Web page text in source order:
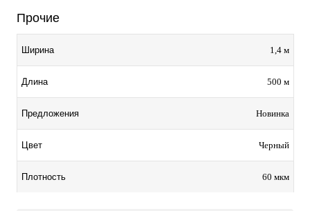
Прочие
Ширина 1,4 м
Длина 500 м
Предложения Новинка
Цвет Черный
Плотность 60 мкм